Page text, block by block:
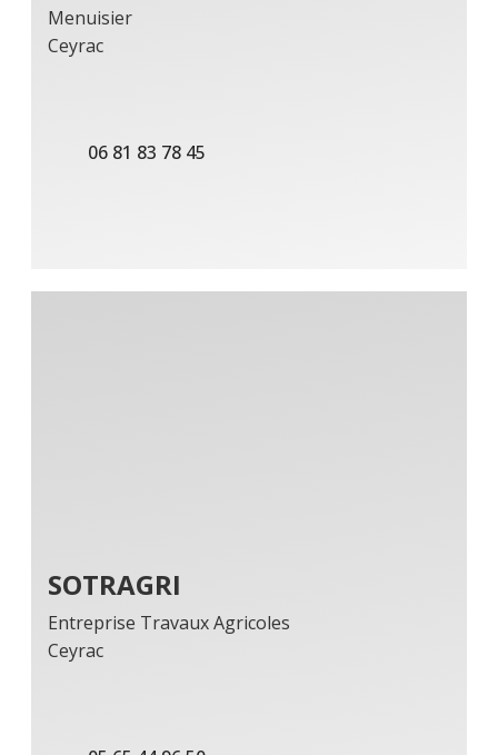
Menuisier
Ceyrac
06 81 83 78 45
SOTRAGRI
Entreprise Travaux Agricoles
Ceyrac